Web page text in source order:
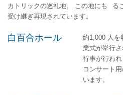
カトリックの巡礼地。 この地にも
受け継ぎ再現されています。
る
白百合ホール
約1,000 人を
業式が挙行
行事が行われ
コンサート
います。